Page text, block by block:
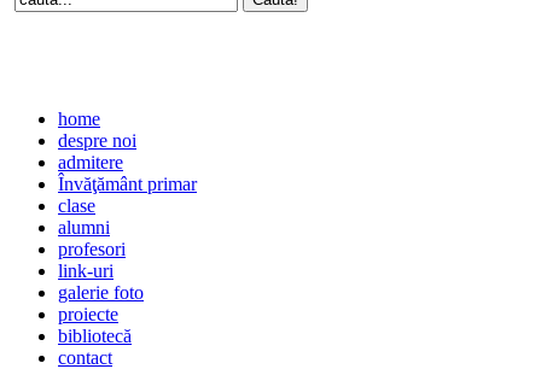
home
despre noi
admitere
Învăţământ primar
clase
alumni
profesori
link-uri
galerie foto
proiecte
bibliotecă
contact